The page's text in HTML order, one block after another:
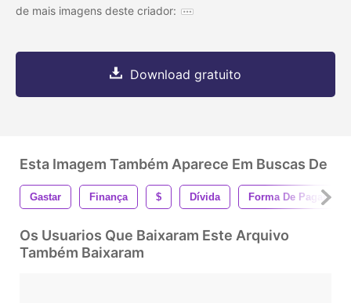
de mais imagens deste criador:
Download gratuito
Esta Imagem Também Aparece Em Buscas De
Gastar Finança $ Dívida Forma De
Os Usuarios Que Baixaram Este Arquivo
Também Baixaram